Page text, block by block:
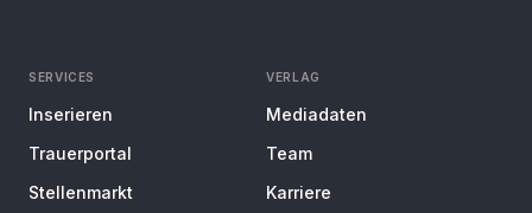
SERVICES
Inserieren
Trauerportal
Stellenmarkt
VERLAG
Mediadaten
Team
Karriere